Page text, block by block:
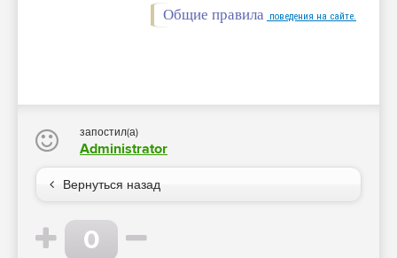
Общие правила поведения на сайте.
запостил(а)
Administrator
Вернуться назад
0